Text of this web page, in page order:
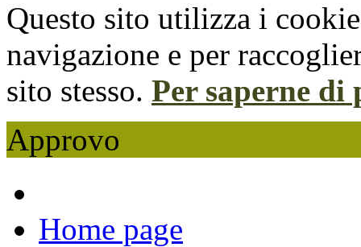
Questo sito utilizza i
navigazione e per
sito stesso. Per saperne di
Approvo
Home page